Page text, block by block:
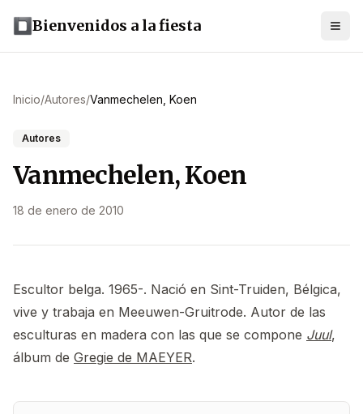
Bienvenidos a la fiesta
Inicio/Autores/Vanmechelen, Koen
Autores
Vanmechelen, Koen
18 de enero de 2010
Escultor belga. 1965-. Nació en Sint-Truiden, Bélgica,
vive y trabaja en Meeuwen-Gruitrode. Autor de las
esculturas en madera con las que se compone Juul,
álbum de Gregie de MAEYER.